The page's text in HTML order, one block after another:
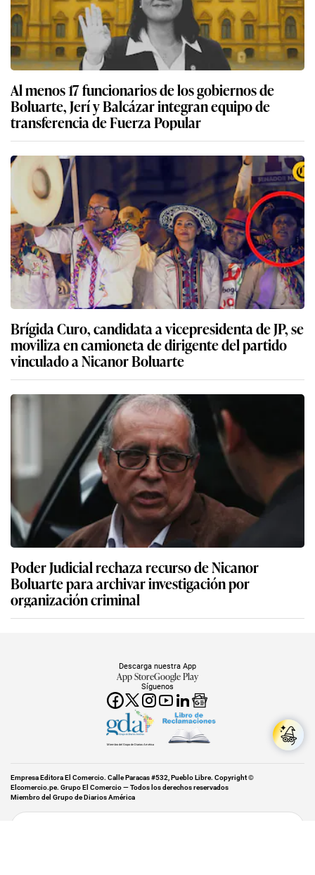
Al menos 17 funcionarios de los gobiernos de
Boluarte, Jerí y Balcázar integran equipo de
transferencia de Fuerza Popular
Brígida Curo, candidata a vicepresidenta de JP, se
moviliza en camioneta de dirigente del partido
vinculado a Nicanor Boluarte
Poder Judicial rechaza recurso de Nicanor
Boluarte para archivar investigación por
organización criminal
Síguenos
Descarga nuestra App
App StoreGoogle Play
Miembro del Grupo de Diarios América
Empresa Editora El Comercio. Calle Paracas #532, Pueblo Libre. Copyright ©
Elcomercio.pe. Grupo El Comercio — Todos los derechos reservados
Miembro del Grupo de Diarios América